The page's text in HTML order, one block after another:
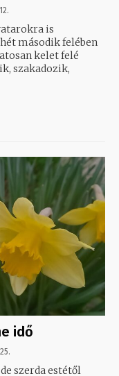
is
második felében
szakadozik,
idő
szerda estétől